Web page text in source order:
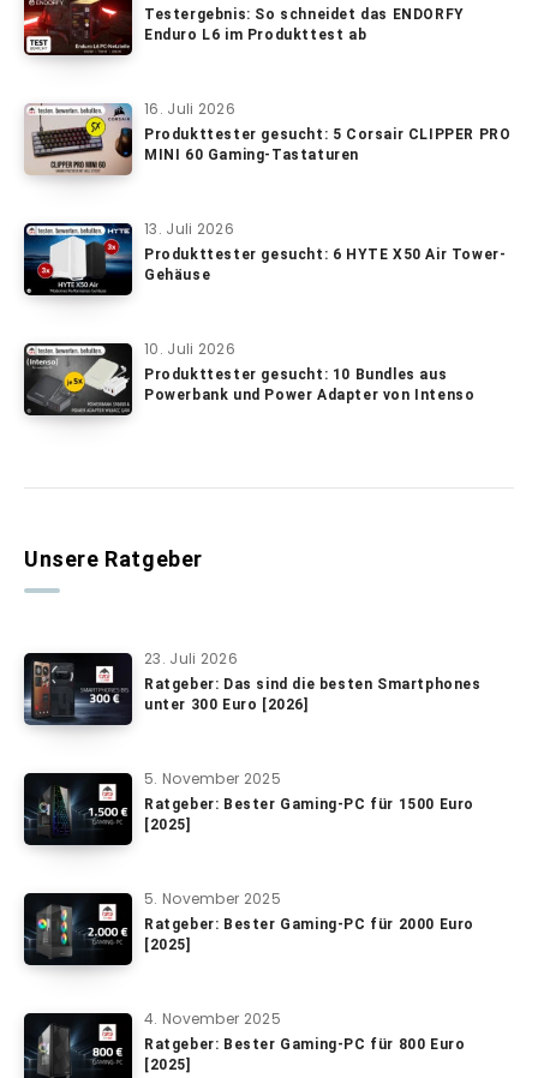
Testergebnis: So schneidet das ENDORFY
Enduro L6 im Produkttest ab
16. Juli 2026
Produkttester gesucht: 5 Corsair CLIPPER PRO
MINI 60 Gaming-Tastaturen
13. Juli 2026
Produkttester gesucht: 6 HYTE X50 Air Tower-
Gehäuse
10. Juli 2026
Produkttester gesucht: 10 Bundles aus
Powerbank und Power Adapter von Intenso
Unsere Ratgeber
23. Juli 2026
Ratgeber: Das sind die besten Smartphones
unter 300 Euro [2026]
5. November 2025
Ratgeber: Bester Gaming-PC für 1500 Euro
[2025]
5. November 2025
Ratgeber: Bester Gaming-PC für 2000 Euro
[2025]
4. November 2025
Ratgeber: Bester Gaming-PC für 800 Euro
[2025]